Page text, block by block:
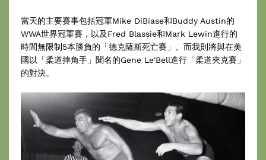
當天的主要賽事包括冠軍Mike DiBiase和Buddy Austin的
WWA世界冠軍賽，以及Fred Blassie和Mark Lewin進行的
時間無限制5本勝負的「德克薩斯死亡賽」。而我則將與在美
國以「柔道摔角手」聞名的Gene Le'Bell進行「柔道夾克賽」
的對決。